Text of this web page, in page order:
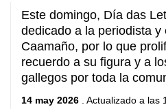
Este domingo, Día das
dedicado a la periodista y
Caamaño, por lo que
recuerdo a su figura y a
gallegos por toda la
14 may 2026 . Actualizado a las